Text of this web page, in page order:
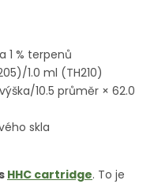
a 1 % terpenů
1.0 ml (TH210)
10.5 průměr × 62.0
skla
HHC cartridge. To je